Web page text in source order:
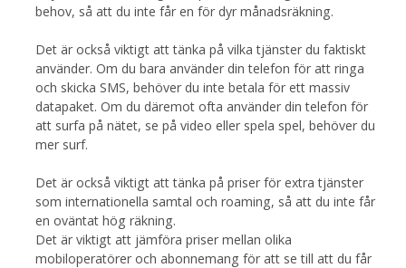
behov, så att du inte får en för dyr månadsräkning.
Det är också viktigt att tänka på vilka tjänster du faktiskt
använder. Om du bara använder din telefon för att ringa
och skicka SMS, behöver du inte betala för ett massiv
datapaket. Om du däremot ofta använder din telefon för
att surfa på nätet, se på video eller spela spel, behöver du
mer surf.
Det är också viktigt att tänka på priser för extra tjänster
som internationella samtal och roaming, så att du inte får
en oväntat hög räkning.
Det är viktigt att jämföra priser mellan olika
mobiloperatörer och abonnemang för att se till att du får